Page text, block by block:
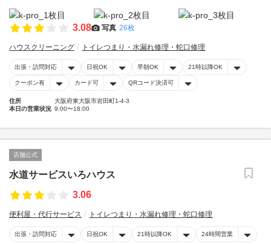
3.08 写真 26枚
ハウスクリーニング トイレつまり・水漏れ修理・蛇口修理
出張・訪問対応 日祝OK 早朝OK 21時以降OK
クーポン有 カード可 QRコード決済可
住所
大阪府東大阪市岩田町1-4-3
本日の営業状況 9:00〜18:00
店舗公式
水道サービスいろハウス
3.06
便利屋・代行サービス トイレつまり・水漏れ修理・蛇口修理
出張・訪問対応 日祝OK 21時以降OK 24時間営業